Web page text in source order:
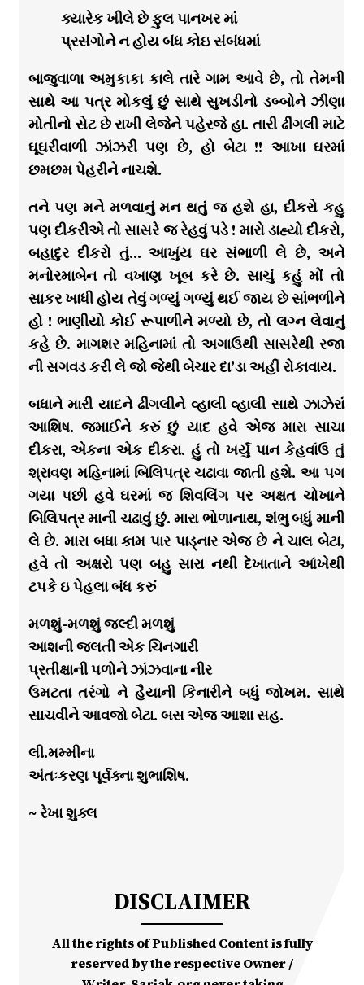
ક્યારેક ખીલે છે ફુલ પાનખર માં
પ્રસંગોને ન હોય બંધ કોઇ સંબંધમાં
બાજુવાળા અમુકાકા કાલે તારે ગામ આવે છે, તો તેમની
સાથે આ પત્ર મોકલું છું સાથે સુખડીનો ડબ્બોને ઝીણા
મોતીનો સેટ છે રાખી લેજેને પહેરજે હા. તારી ઢીંગલી માટે
ઘૂઘરીવાળી ઝાંઝરી પણ છે, હો બેટા !! આખા ઘરમાં
છમછમ પેહરીને નાચશે.
તને પણ મને મળવાનું મન થતું જ હશે હા, દીકરો કહુ
પણ દીકરીએ તો સાસરે જ રેહવું પડે ! મારો ડાહ્યો દીકરો,
બહાદુર દીકરો તું… આખુંય ઘર સંભાળી લે છે, અને
મનોરમાબેન તો વખાણ ખૂબ કરે છે. સાચું કહું મોં તો
સાકર ખાધી હોય તેવું ગળ્યું ગળ્યું થઈ જાય છે સાંભળીને
હો ! ભાણીયો કોઈ રૂપાળીને મળ્યો છે, તો લગ્ન લેવાનું
કહે છે. માગશર મહિનામાં તો અગાઉથી સાસરેથી રજા
ની સગવડ કરી લે જો જેથી બેચાર દા’ડા અહીં રોકાવાય.
બધાને મારી યાદને ઢીંગલીને વ્હાલી વ્હાલી સાથે ઝાઝેરાં
આશિષ. જમાઈને કરું છું યાદ હવે એજ મારા સાચા
દીકરા, એકના એક દીકરા. હું તો ખર્યું પાન કેહવાંઉ તું
શ્રાવણ મહિનામાં બિલિપત્ર ચઢાવા જાતી હશે. આ પગ
ગયા પછી હવે ઘરમાં જ શિવલિંગ પર અક્ષત ચોખાને
બિલિપત્ર માની ચઢાવું છું. મારા ભોળાનાથ, શંભુ બધું માની
લે છે. મારા બધા કામ પાર પાડ્નાર એજ છે ને ચાલ બેટા,
હવે તો અક્ષરો પણ બહુ સારા નથી દેખાતાને આંખેથી
ટપકે ઇ પેહલા બંધ કરું
મળશું-મળશું જલ્દી મળશું
આશની જલતી એક ચિનગારી
પ્રતીક્ષાની પળોને ઝાંઝવાના નીર
ઉમટતા તરંગો ને હૈયાની કિનારીને બધું જોખમ. સાથે
સાચવીને આવજો બેટા. બસ એજ આશા સહ.
લી.મમ્મીના
અંતઃકરણ પૂર્વક્ના શુભાશિષ.
~ રેખા શુક્લ
DISCLAIMER
All the rights of Published Content is fully
reserved by the respective Owner /